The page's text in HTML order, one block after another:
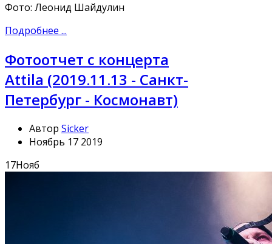
Фото: Леонид Шайдулин
Подробнее ...
Фотоотчет с концерта
Attila (2019.11.13 - Санкт-
Петербург - Космонавт)
Автор Sicker
Ноябрь 17 2019
17Нояб